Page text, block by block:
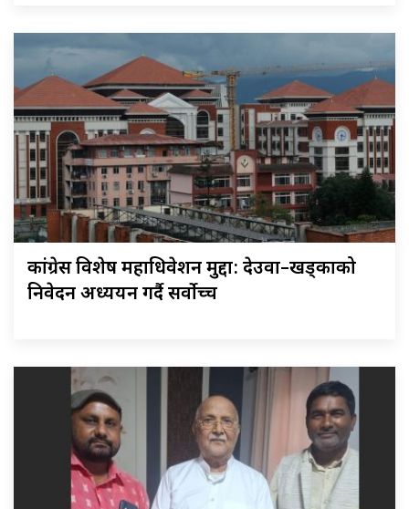
कांग्रेस विशेष महाधिवेशन मुद्दा: देउवा–खड्काको
निवेदन अध्ययन गर्दै सर्वोच्च